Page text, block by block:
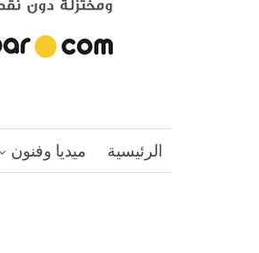
الرئيسية ميديا وفنون